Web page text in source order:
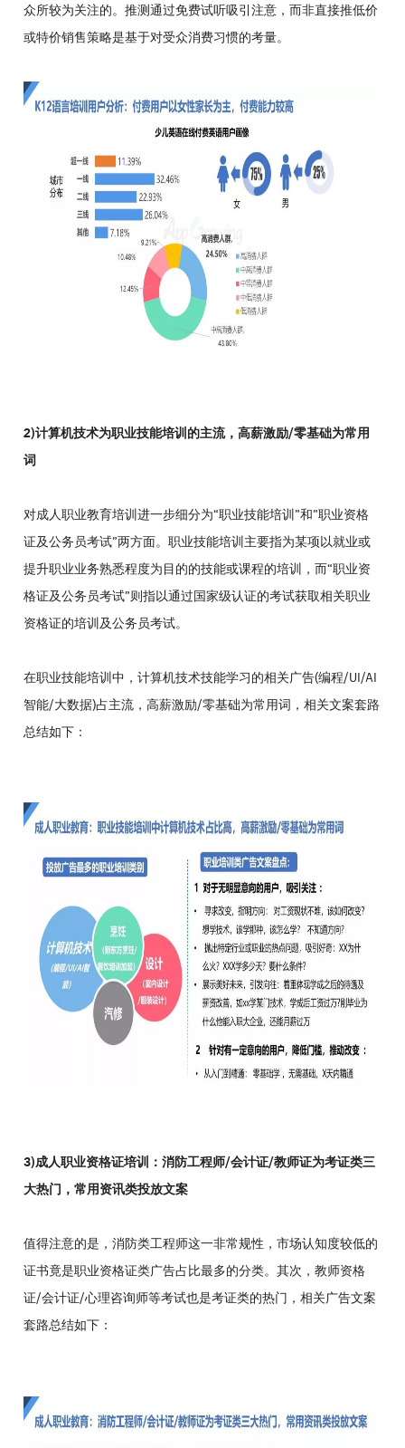
众所较为关注的。推测通过免费试听吸引注意，而非直接推低价
或特价销售策略是基于对受众消费习惯的考量。
2)计算机技术为职业技能培训的主流，高薪激励/零基础为常用
词
对成人职业教育培训进一步细分为“职业技能培训”和”职业资格
证及公务员考试”两方面。职业技能培训主要指为某项以就业或
提升职业业务熟悉程度为目的的技能或课程的培训，而“职业资
格证及公务员考试”则指以通过国家级认证的考试获取相关职业
资格证的培训及公务员考试。
在职业技能培训中，计算机技术技能学习的相关广告(编程/UI/AI
智能/大数据)占主流，高薪激励/零基础为常用词，相关文案套路
总结如下：
3)成人职业资格证培训：消防工程师/会计证/教师证为考证类三
大热门，常用资讯类投放文案
值得注意的是，消防类工程师这一非常规性，市场认知度较低的
证书竟是职业资格证类广告占比最多的分类。其次，教师资格
证/会计证/心理咨询师等考试也是考证类的热门，相关广告文案
套路总结如下：